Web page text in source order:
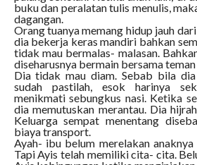
buku dan peralatan tulis menulis,
dagangan.
Orang tuanya memang hidup jauh
dia bekerja keras mandiri bahkan
tidak mau bermalas- malasan.
diseharusnya bermain bersama
Dia tidak mau diam. Sebab bila
sudah pastilah, esok harinya
menikmati sebungkus nasi. Ketika
dia memutuskan merantau. Dia
Keluarga sempat menentang
biaya transport.
Ayah- ibu belum merelakan
Tapi Ayis telah memiliki cita- cita.